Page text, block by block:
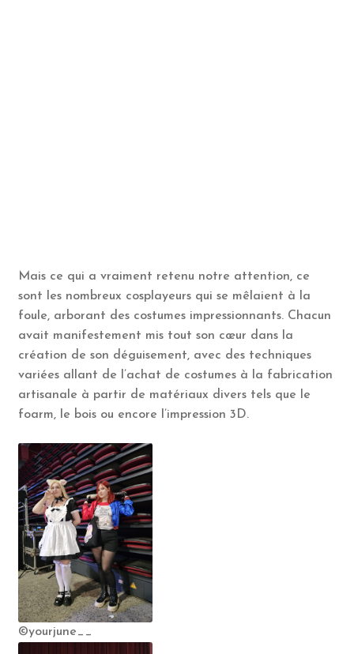
Mais ce qui a vraiment retenu notre attention, ce
sont les nombreux cosplayeurs qui se mêlaient à la
foule, arborant des costumes impressionnants. Chacun
avait manifestement mis tout son cœur dans la
création de son déguisement, avec des techniques
variées allant de l’achat de costumes à la fabrication
artisanale à partir de matériaux divers tels que le
foarm, le bois ou encore l’impression 3D.
©yourjune__